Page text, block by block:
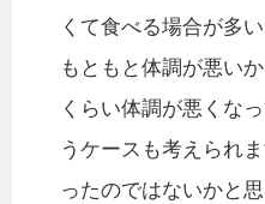
くて食べる場合が多
もともと体調が悪い
くらい体調が悪くな
うケースも考えられ
ったのではないかと思